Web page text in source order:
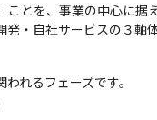
とを、事業の中心に据
・自社サービスの３軸
れるフェーズです。